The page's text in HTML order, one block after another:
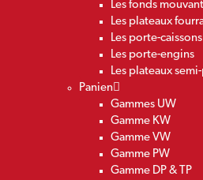
Les fonds mouvant
Les plateaux
Les porte-caissons
Les porte-engins
Les plateaux
Panien
Gammes UW
Gamme KW
Gamme VW
Gamme PW
Gamme DP & TP